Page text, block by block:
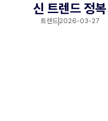
신 트렌드 정복
트렌드 2026-03-27